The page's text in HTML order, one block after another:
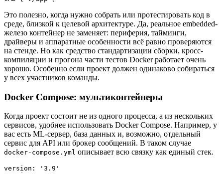
Это полезно, когда нужно собрать или протестировать код в
среде, близкой к целевой архитектуре. Да, реальное embedded-
железо контейнер не заменяет: периферия, тайминги,
драйверы и аппаратные особенности всё равно проверяются
на стенде. Но как средство стандартизации сборки, кросс-
компиляции и прогона части тестов Docker работает очень
хорошо. Особенно если проект должен одинаково собираться
у всех участников команды.
Docker Compose: мультиконтейнеры
Когда проект состоит не из одного процесса, а из нескольких
сервисов, удобнее использовать Docker Compose. Например, у
вас есть ML-сервер, база данных и, возможно, отдельный
сервис для API или брокер сообщений. В таком случае
docker-compose.yml описывает всю связку как единый стек.
version: '3.9'